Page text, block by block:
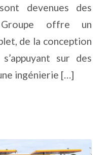
devenues des
offre un
de la conception
sur des
ingénierie […]